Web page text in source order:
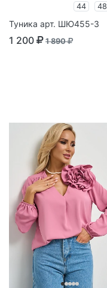
44 48
Туника арт. ШЮ455-3
1 200 1 890